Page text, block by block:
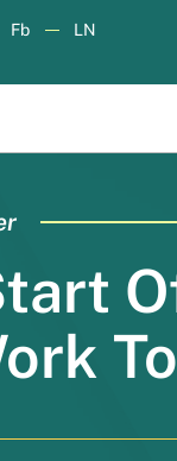
Fb LN
przepisy
kluczowe